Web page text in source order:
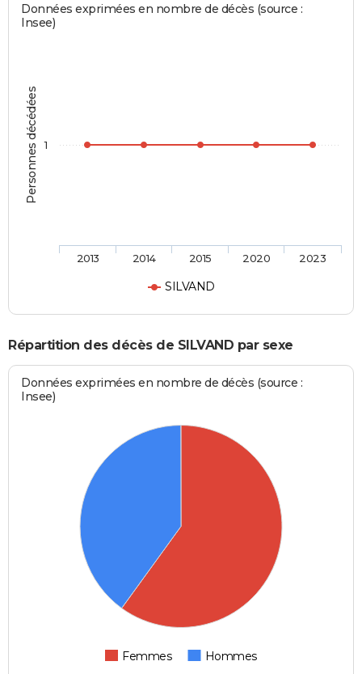
Personnes décédées
Données exprimées en nombre de décès (source :
Insee)
SILVAND
2013 2014 2015 2020 2023
1
Répartition des décès de SILVAND par sexe
Données exprimées en nombre de décès (source :
Insee)
Femmes Hommes